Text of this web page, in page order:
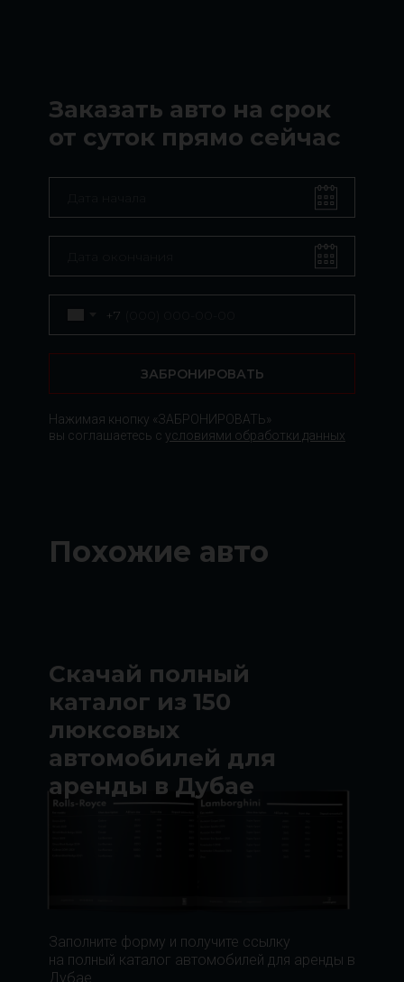
Заказать авто на срок
от суток прямо сейчас
Нажимая кнопку «ЗАБРОНИРОВАТЬ»
вы соглашаетесь с условиями обработки данных
+7
ЗАБРОНИРОВАТЬ
Похожие авто
Скачай полный
каталог из 150
люксовых
автомобилей для
аренды в Дубае
Заполните форму и получите ссылку
на полный каталог автомобилей для аренды в
Дубае